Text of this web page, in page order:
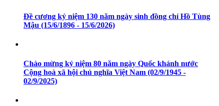
Đề cương kỷ niệm 130 năm ngày sinh đồng chí Hồ Tùng
Mậu (15/6/1896 - 15/6/2026)
Chào mừng kỷ niệm 80 năm ngày Quốc khánh nước
Cộng hoà xã hội chủ nghĩa Việt Nam (02/9/1945 -
02/9/2025)